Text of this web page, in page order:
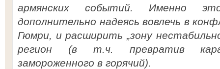
армянских событий. Именно
дополнительно надеясь вовлечь в
Гюмри, и расширить „зону
регион (в т.ч. превратив
замороженного в горячий).